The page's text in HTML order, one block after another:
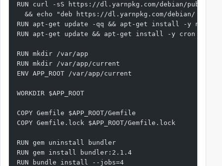
RUN curl -sS https://dl.yarnpkg.com/debian/
&& echo "deb https://dl.yarnpkg.com/debian/
RUN apt-get update -qq && apt-get install -y
RUN apt-get update && apt-get install -y cron
RUN mkdir /var/app
RUN mkdir /var/app/current
ENV APP_ROOT /var/app/current
WORKDIR $APP_ROOT
COPY Gemfile $APP_ROOT/Gemfile
COPY Gemfile.lock $APP_ROOT/Gemfile.lock
RUN gem uninstall bundler
RUN gem install bundler:2.1.4
RUN bundle install --jobs=4